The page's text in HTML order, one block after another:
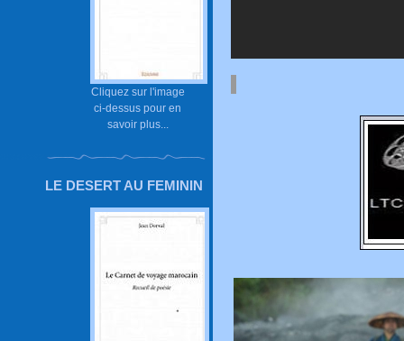
Cliquez sur l'image
ci-dessus pour en
savoir plus...
LE DESERT AU FEMININ